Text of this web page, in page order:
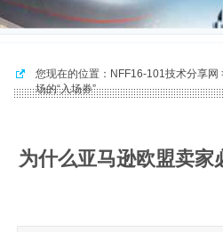
您现在的位置： NFF16-101技术分享网
场的“入场券”
为什么亚马逊欧盟卖